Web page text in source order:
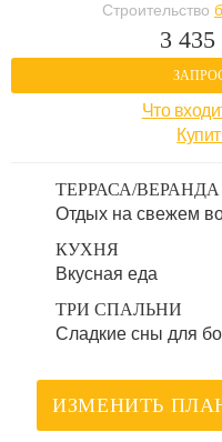
Строительство
3
Что
ТЕРРАСА/ВЕРАНДА
Отдых на свежем
КУХНЯ
Вкусная еда
ТРИ СПАЛЬНИ
Сладкие сны для
ИЗМЕНИТЬ